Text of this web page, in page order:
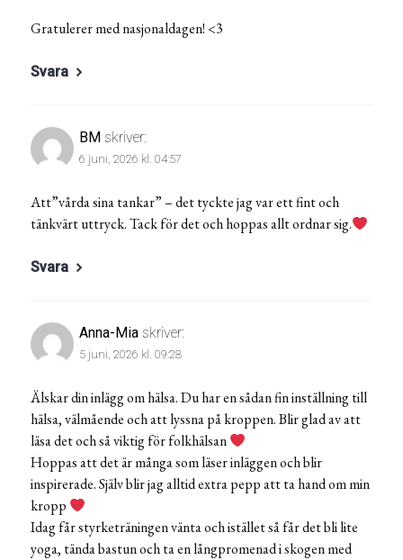
Gratulerer med nasjonaldagen! <3
Svara
BM skriver:
6 juni, 2026 kl. 04:57
Att”vårda sina tankar” – det tyckte jag var ett fint och
tänkvärt uttryck. Tack för det och hoppas allt ordnar sig.
Svara
Anna-Mia skriver:
5 juni, 2026 kl. 09:28
Älskar din inlägg om hälsa. Du har en sådan fin inställning till
hälsa, välmående och att lyssna på kroppen. Blir glad av att
läsa det och så viktig för folkhälsan
Hoppas att det är många som läser inläggen och blir
inspirerade. Själv blir jag alltid extra pepp att ta hand om min
kropp
Idag får styrketräningen vänta och istället så får det bli lite
yoga, tända bastun och ta en långpromenad i skogen med